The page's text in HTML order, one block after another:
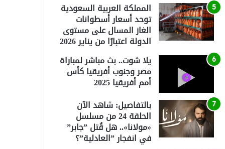
المملكة العربية السعودية
توحد أسعار أسطوانات
الغاز المسال على مستوى
الدولة اعتبارًا من يناير 2026
يلا شوت.. بث مباشر لمباراة
مصر وجنوب أفريقيا كأس
أمم أفريقيا 2025
بالتفاصيل: شاهد الآن
الحلقة 24 من مسلسل
«مولانا».. هل قُتل ”جابر”
في انفجار ”العادلية”؟